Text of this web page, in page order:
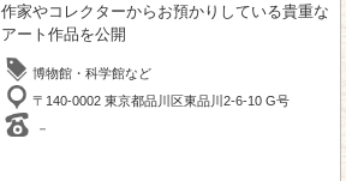
作家やコレクターからお預かりしている貴重な
アート作品を公開
博物館・科学館など
〒140-0002 東京都品川区東品川2-6-10 G号
－